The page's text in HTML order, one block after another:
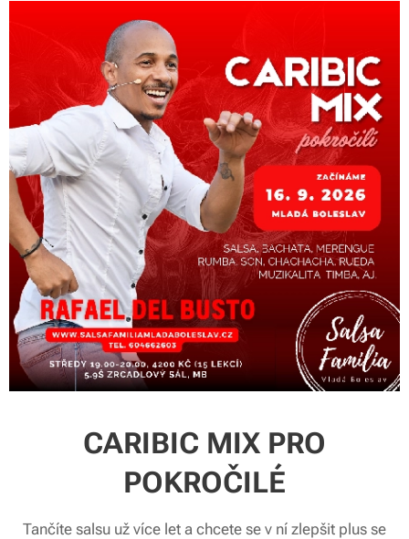
CARIBIC MIX PRO
POKROČILÉ
Tančíte salsu už více let a chcete se v ní zlepšit plus se